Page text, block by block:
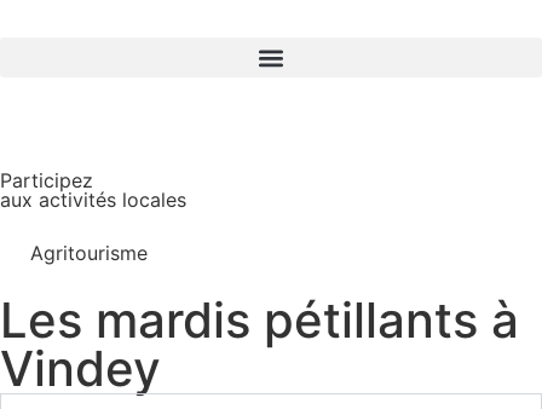
Participez
aux activités locales
Agritourisme
Les mardis pétillants à
Vindey